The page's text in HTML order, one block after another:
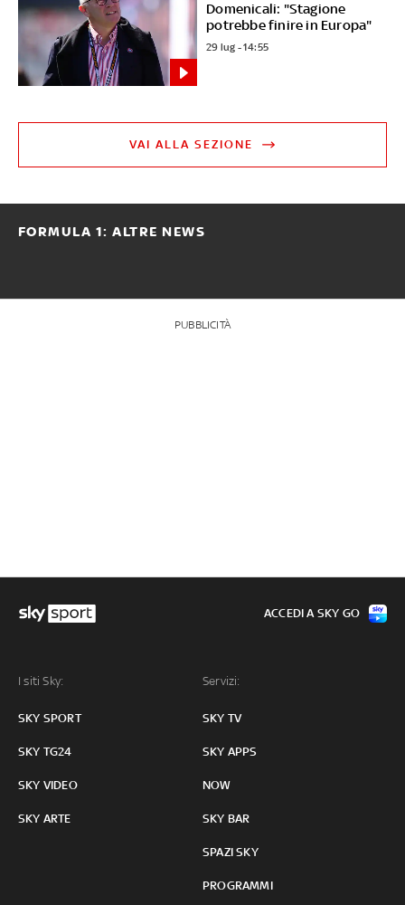
Domenicali: "Stagione
potrebbe finire in Europa"
29 lug - 14:55
VAI ALLA SEZIONE
FORMULA 1: ALTRE NEWS
PUBBLICITÀ
I siti Sky:
SKY SPORT
SKY TG24
SKY VIDEO
SKY ARTE
Servizi:
SKY TV
SKY APPS
NOW
SKY BAR
SPAZI SKY
PROGRAMMI
ACCEDI A SKY GO